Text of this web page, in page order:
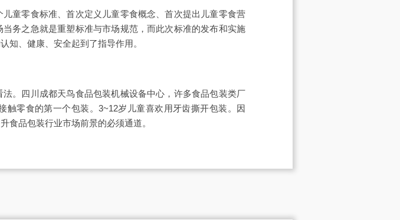
童零食标准、首次定义儿童零食概念、首次提出儿童零食营
务之急就是重塑标准与市场规范，而此次标准的发布和实施
知、健康、安全起到了指导作用。
。四川成都天鸟食品包装机械设备中心，许多食品包装类厂
零食的第一个包装。3~12岁儿童喜欢用牙齿撕开包装。因
食品包装行业市场前景的必须通道。